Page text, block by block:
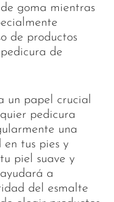
goma mientras
de productos
de
un papel crucial
pedicura
una
tus pies y
piel suave y
a
del esmalte